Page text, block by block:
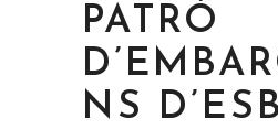
PATRÓ
NS